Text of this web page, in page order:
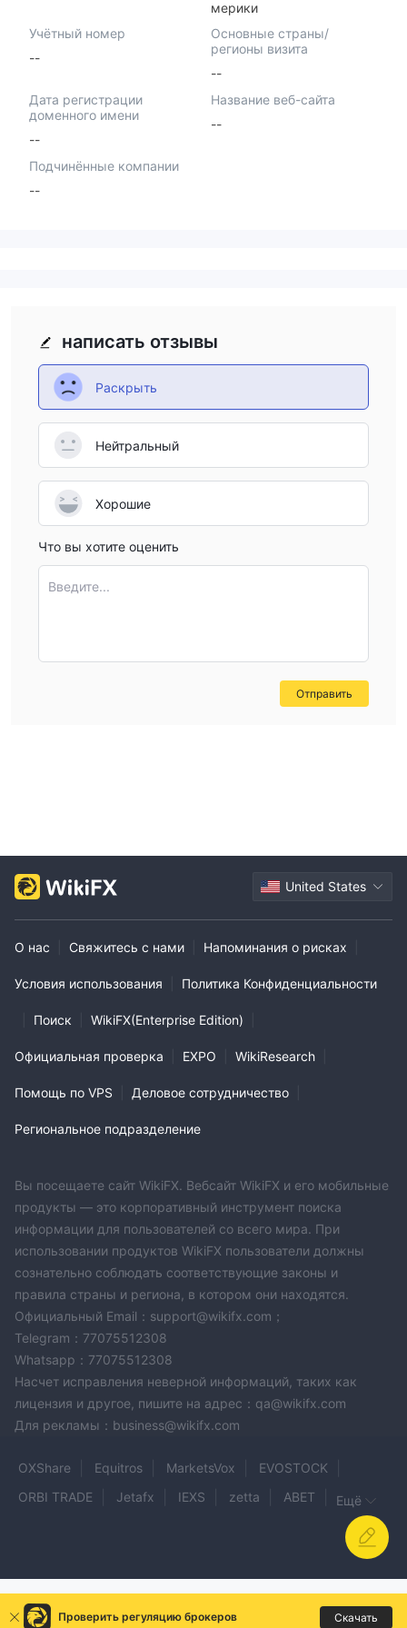
мерики
Учётный номер
--
Основные страны/
регионы визита
--
Дата регистрации
доменного имени
--
Название веб-сайта
--
Подчинённые компании
--
написать отзывы
Раскрыть
Нейтральный
Хорошие
Что вы хотите оценить
Введите...
Отправить
United States
О нас Свяжитесь с нами Напоминания о рисках
Условия использования Политика Конфиденциальности
Поиск WikiFX(Enterprise Edition)
Официальная проверка EXPO WikiResearch
Помощь по VPS Деловое сотрудничество
Региональное подразделение
Вы посещаете сайт WikiFX. Вебсайт WikiFX и его мобильные
продукты — это корпоративный инструмент поиска
информации для пользователей со всего мира. При
использовании продуктов WikiFX пользователи должны
сознательно соблюдать соответствующие законы и
правила страны и региона, в котором они находятся.
Официальный Email：support@wikifx.com；
Telegram：77075512308
Whatsapp：77075512308
Насчет исправления неверной информаций, таких как
лицензия и другое, пишите на адрес：qa@wikifx.com
Для рекламы：business@wikifx.com
OXShare Equitros MarketsVox
EVOSTOCK
ORBI TRADE
Jetafx IEXS zetta
ABET
Astra Traders
HTX
Axis Prime Market Ltd
Anten Group
Cross Market Pro
Ещё
Проверить регуляцию брокеров Скачать